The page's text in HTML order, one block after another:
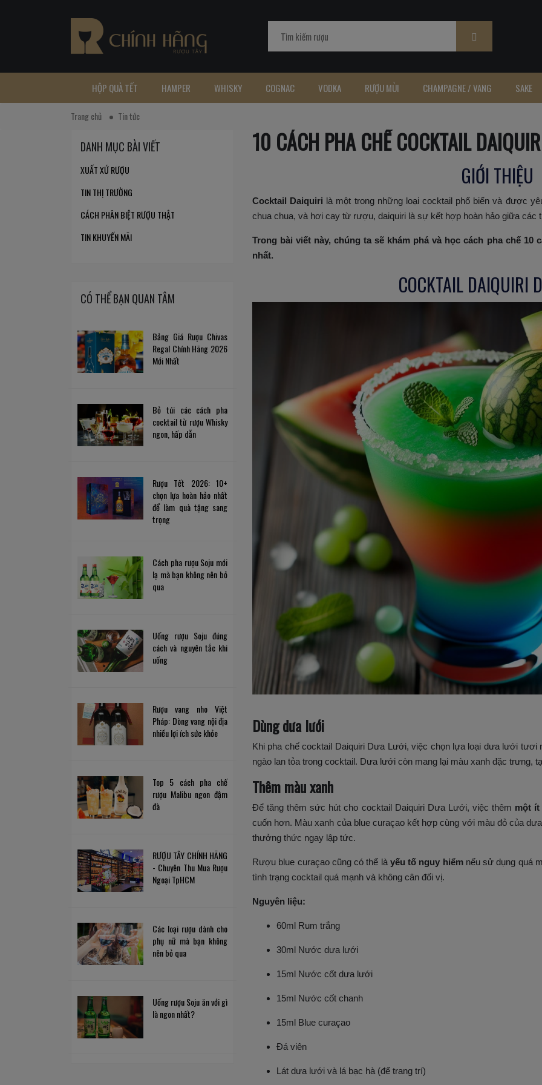
HỘP QUÀ TẾT HAMPER WHISKY COGNAC VODKA RƯỢU MÙI CHAMPAGNE / VANG SAKE
Trang chủ Tin tức
DANH MỤC BÀI VIẾT
XUẤT XỨ RƯỢU
TIN THỊ TRƯỜNG
CÁCH PHÂN BIỆT RƯỢU THẬT
TIN KHUYẾN MÃI
CÓ THỂ BẠN QUAN TÂM
Bảng Giá Rượu Chivas
Regal Chính Hãng 2026
Mới Nhất
Bỏ túi các cách pha
cocktail từ rượu Whisky
ngon, hấp dẫn
Rượu Tết 2026: 10+
chọn lựa hoàn hảo nhất
để làm quà tặng sang
trọng
Cách pha rượu Soju mới
lạ mà bạn không nên bỏ
qua
Uống rượu Soju đúng
cách và nguyên tắc khi
uống
Rượu vang nho Việt
Pháp: Dòng vang nội địa
nhiều lợi ích sức khỏe
Top 5 cách pha chế
rượu Malibu ngon đậm
đà
RƯỢU TÂY CHÍNH HÃNG
- Chuyên Thu Mua Rượu
Ngoại TpHCM
Các loại rượu dành cho
phụ nữ mà bạn không
nên bỏ qua
Uống rượu Soju ăn với gì
là ngon nhất?
10 CÁCH PHA CHẾ COCKTAIL
GIỚI THIỆU
Cocktail Daiquiri là một trong những loại cocktail phổ biến và được
chua chua, và hơi cay từ rượu, daiquiri là sự kết hợp hoàn hảo giữa các
Trong bài viết này, chúng ta sẽ khám phá và học cách pha chế 10
nhất.
COCKTAIL DAIQUIRI
Dùng dưa lưới
Khi pha chế cocktail Daiquiri Dưa Lưới, việc chọn lựa loại dưa lưới tươi
ngào lan tỏa trong cocktail. Dưa lưới còn mang lại màu xanh đặc trưng,
Thêm màu xanh
Để tăng thêm sức hút cho cocktail Daiquiri Dưa Lưới, việc thêm một
cuốn hơn. Màu xanh của blue curaçao kết hợp cùng với màu đỏ của
thưởng thức ngay lập tức.
Rượu blue curaçao cũng có thể là yếu tố nguy hiểmnếu sử dụng quá
tình trạng cocktail quá mạnh và không cân đối vị.
Nguyên liệu:
60ml Rum trắng
30ml Nước dưa lưới
15ml Nước cốt dưa lưới
15ml Nước cốt chanh
15ml Blue curaçao
Đá viên
Lát dưa lưới và lá bạc hà (để trang trí)